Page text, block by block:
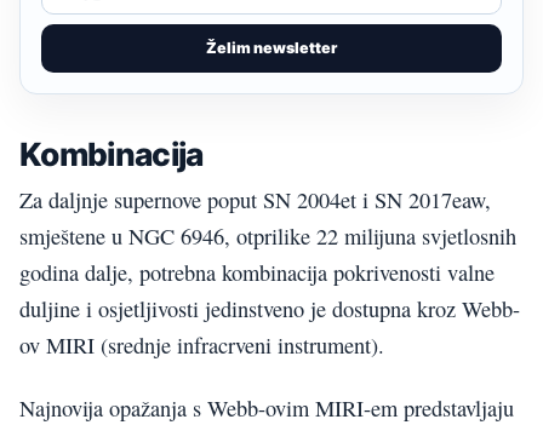
Želim newsletter
Kombinacija
Za daljnje supernove poput SN 2004et i SN 2017eaw,
smještene u NGC 6946, otprilike 22 milijuna svjetlosnih
godina dalje, potrebna kombinacija pokrivenosti valne
duljine i osjetljivosti jedinstveno je dostupna kroz Webb-
ov MIRI (srednje infracrveni instrument).
Najnovija opažanja s Webb-ovim MIRI-em predstavljaju